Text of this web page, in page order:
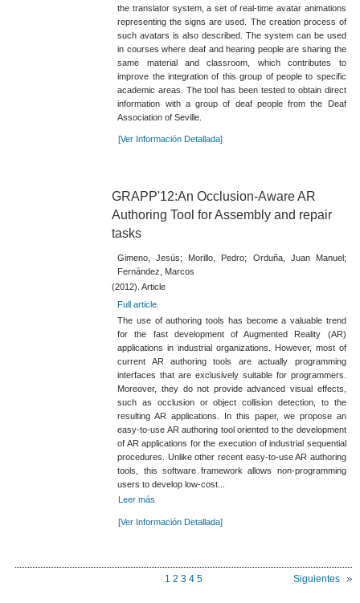
the translator system, a set of real-time avatar animations
representing the signs are used. The creation process of
such avatars is also described. The system can be used
in courses where deaf and hearing people are sharing the
same material and classroom, which contributes to
improve the integration of this group of people to specific
academic areas. The tool has been tested to obtain direct
information with a group of deaf people from the Deaf
Association of Seville.
[Ver Información Detallada]
GRAPP'12:An Occlusion-Aware AR
Authoring Tool for Assembly and repair
tasks
Gimeno, Jesús; Morillo, Pedro; Orduña, Juan Manuel;
Fernández, Marcos
(2012). Article
Full article
The use of authoring tools has become a valuable trend
for the fast development of Augmented Reality (AR)
applications in industrial organizations. However, most of
current AR authoring tools are actually programming
interfaces that are exclusively suitable for programmers.
Moreover, they do not provide advanced visual effects,
such as occlusion or object collision detection, to the
resulting AR applications. In this paper, we propose an
easy-to-use AR authoring tool oriented to the development
of AR applications for the execution of industrial sequential
procedures. Unlike other recent easy-to-use AR authoring
tools, this software framework allows non-programming
users to develop low-cost...
Leer más
[Ver Información Detallada]
Siguientes
1 2 3 4 5